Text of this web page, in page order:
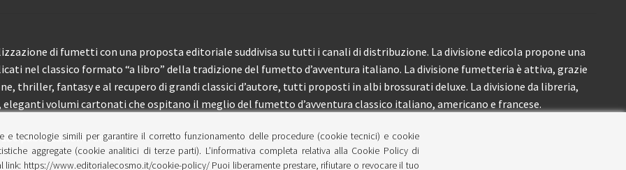
di fumetti con una proposta editoriale suddivisa su tutti i canali di distribuzione. La divisione edicola propone una
nel classico formato “a libro” della tradizione del fumetto d’avventura italiano. La divisione fumetteria è attiva, grazie
thriller, fantasy e al recupero di grandi classici d’autore, tutti proposti in albi brossurati deluxe. La divisione da libreria,
volumi cartonati che ospitano il meglio del fumetto d’avventura classico italiano, americano e francese.
pubblicazioni l’anno.
e tecnologie simili per garantire il corretto funzionamento delle procedure (cookie tecnici) e cookie
aggregate (cookie analitici di terze parti). L’informativa completa relativa alla Cookie Policy di
link: https://www.editorialecosmo.it/cookie-policy/ Puoi liberamente prestare, rifiutare o revocare il tuo